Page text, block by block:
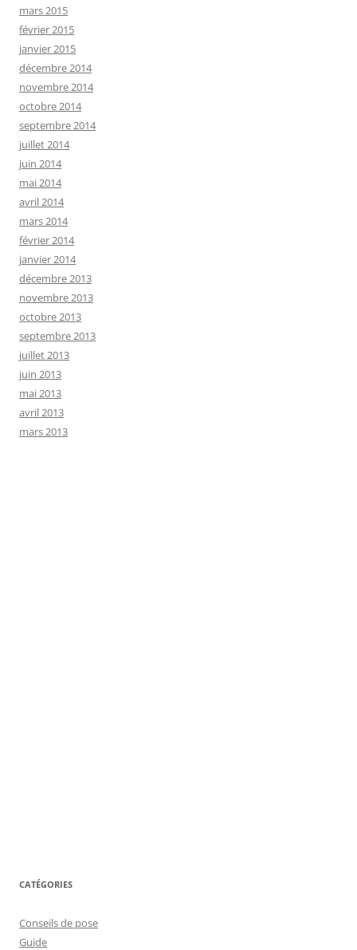
mars 2015
février 2015
janvier 2015
décembre 2014
novembre 2014
octobre 2014
septembre 2014
juillet 2014
juin 2014
mai 2014
avril 2014
mars 2014
février 2014
janvier 2014
décembre 2013
novembre 2013
octobre 2013
septembre 2013
juillet 2013
juin 2013
mai 2013
avril 2013
mars 2013
CATÉGORIES
Conseils de pose
Guide